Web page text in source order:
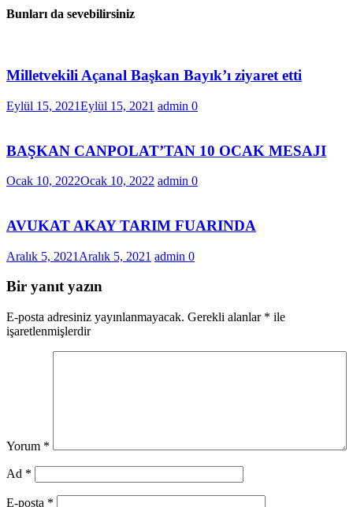
Bunları da sevebilirsiniz
Milletvekili Açanal Başkan Bayık’ı ziyaret etti
Eylül 15, 2021Eylül 15, 2021 admin 0
BAŞKAN CANPOLAT’TAN 10 OCAK MESAJI
Ocak 10, 2022Ocak 10, 2022 admin 0
AVUKAT AKAY TARIM FUARINDA
Aralık 5, 2021 Aralık 5, 2021 admin 0
Bir yanıt yazın
E-posta adresiniz yayınlanmayacak. Gerekli alanlar * ile
işaretlenmişlerdir
Yorum *
Ad *
E-posta *